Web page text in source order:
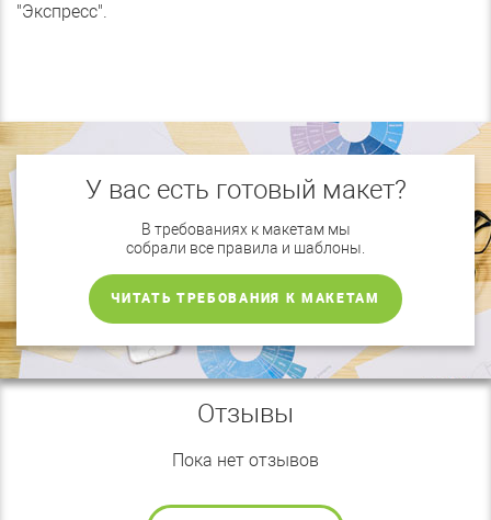
"Экспресс".
У вас есть готовый макет?
В требованиях к макетам мы
собрали все правила и шаблоны.
ЧИТАТЬ ТРЕБОВАНИЯ К МАКЕТАМ
Отзывы
Пока нет отзывов